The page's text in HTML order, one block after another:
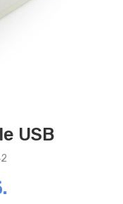
USB